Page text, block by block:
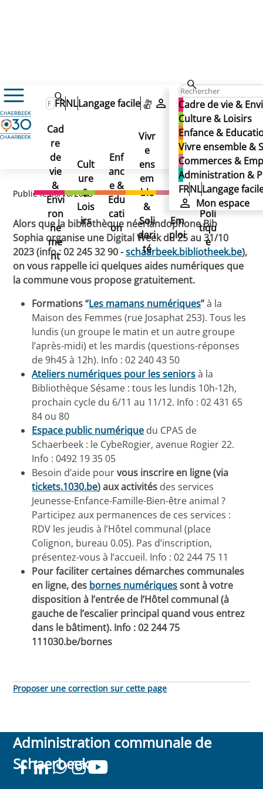
Cadre de vie &
Culture & Loisirs
Enfance &
Vivre ensemble &
Commerces &
Administration &
FRNLLangage
Mon espace
FRNLLangage facile
Mon espace
Cad
re
de
vie
&
Envi
ron
ne
me
nt
Cult
ure
&
Lois
irs
Enf
anc
e &
Edu
cati
on
Vivr
e
ens
em
ble
&
Soli
dari
té
Co
mm
erc
es
&
Em
ploi
Ad
min
istr
atio
n &
Poli
tiqu
e
Actualités
Apprivoisez internet grâce à la commune
Apprivoisez internet
grâce à la commune
Apprivoisez internet grâce
à la commune
Publié le 06/10/2023
Alors que la bibliothèque néerlandophone Bib
Sophia organise une Digital Week du 25 au 31/10
2023 (info : 02 245 32 90 -schaarbeek.bibliotheek.be),
on vous rappelle ici quelques aides numériques que
la commune vous propose gratuitement.
Formations “Les mamans numériques”à la
Maison des Femmes (rue Josaphat 253). Tous les
lundis (un groupe le matin et un autre groupe
l’après-midi) et les mardis (questions-réponses
de 9h45 à 12h). Info : 02 240 43 50
Ateliers numériques pour les seniorsà la
Bibliothèque Sésame : tous les lundis 10h-12h,
prochain cycle du 6/11 au 11/12. Info : 02 431 65
84 ou 80
Espace public numérique du CPAS de
Schaerbeek : le CybeRogier, avenue Rogier 22.
Info : 0492 19 35 05
Besoin d’aide pourvous inscrire en ligne (via
tickets.1030.be) aux activités des services
Jeunesse-Enfance-Famille-Bien-être animal ?
Participez aux permanences de ces services :
RDV les jeudis à l’Hôtel communal (place
Colignon, bureau 0.05). Pas d’inscription,
présentez-vous à l’accueil. Info : 02 244 75 11
Pour faciliter certaines démarches communales
en ligne, des bornes numériquessont à votre
disposition à l’entrée de l’Hôtel communal (à
gauche de l’escalier principal quand vous entrez
dans le bâtiment). Info : 02 244 75
111030.be/bornes
Proposer une correction sur cette page
Administration communale de
Schaerbeek